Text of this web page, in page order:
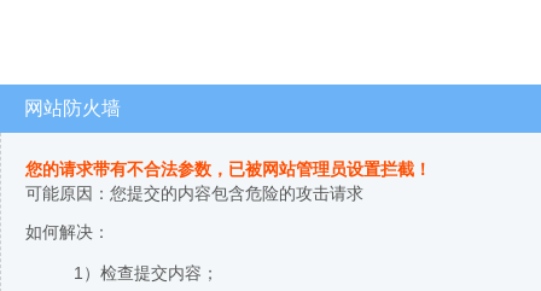
网站防火墙
您的请求带有不合法参数，已被网站管理员设置拦截！
可能原因：您提交的内容包含危险的攻击请求
如何解决：
1）检查提交内容；